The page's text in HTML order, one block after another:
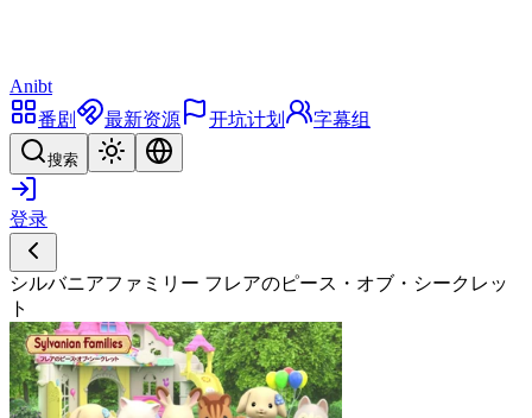
Anibt
番剧
最新资源 开坑计划 字幕组
搜索
登录
シルバニアファミリー フレアのピース・オブ・シークレッ
ト